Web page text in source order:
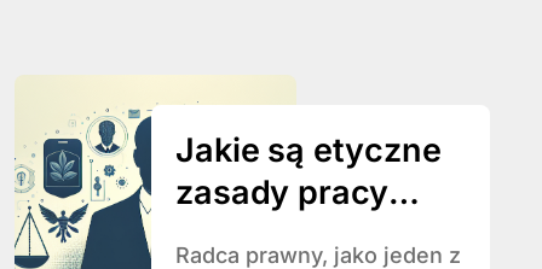
Jakie są etyczne
zasady pracy
Radca prawny, jako jeden z